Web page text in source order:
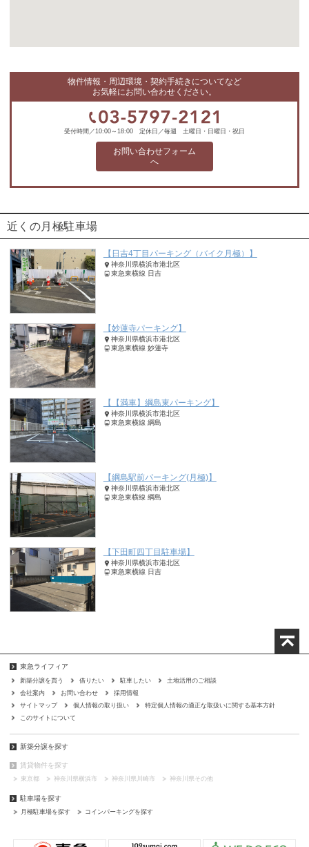
物件情報・周辺環境・契約手続きについてなど
お気軽にお問い合わせください。
受付時間／10:00～18:00 定休日／毎週 土曜日・日曜日・祝日
お問い合わせフォーム
へ
近くの月極駐車場
【日吉4丁目パーキング（バイク月極）】
神奈川県横浜市港北区
東急東横線 日吉
【妙蓮寺パーキング】
神奈川県横浜市港北区
東急東横線 妙蓮寺
【【満車】綱島東パーキング】
神奈川県横浜市港北区
東急東横線 綱島
【綱島駅前パーキング(月極)】
神奈川県横浜市港北区
東急東横線 綱島
【下田町四丁目駐車場】
神奈川県横浜市港北区
東急東横線 日吉
東急ライフィア
新築分譲を買う 借りたい 駐車したい
土地活用のご相談
会社案内
お問い合わせ
採用情報
サイトマップ
個人情報の取り扱い
特定個人情報の適正な取扱いに関する基本方針
このサイトについて
新築分譲を探す
賃貸物件を探す
東京都 神奈川県横浜市 神奈川県川崎市 神奈川県その他
駐車場を探す
月極駐車場を探す コインパーキングを探す